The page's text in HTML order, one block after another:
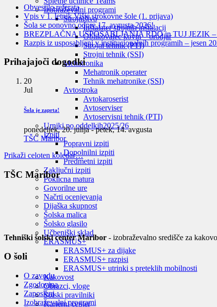
Izobraževalni programi
Strojništvo
Inštalater strojnih inštalacij
Oblikovalec kovin – orodjar
Strojni tehnik (PTI)
Strojni tehnik (SSI)
Mehatronika
Mehatronik operater
Tehnik mehatronike (SSI)
Avtostroka
Avtokaroserist
Avtoserviser
Avtoservisni tehnik (PTI)
Urniki po oddelkih2025/26
Izpiti
Popravni izpiti
Dopolnilni izpiti
Predmetni izpiti
Zaključni izpiti
Poklicna matura
Govorilne ure
Načrti ocenjevanja
Dijaška skupnost
Šolska malica
Šolsko glasilo
Učbeniški sklad
ERASMUS+
ERASMUS+ za dijake
ERASMUS+ razpisi
ERASMUS+ utrinki s preteklih mobilnosti
Kakovost
Obrazci, vloge
Šolski pravilniki
Karierni center
Obvestilo referata
Vpis v 1. letnik Višje strokovne šole (1. prijava)
Šola se ponovno odpre 17. avgusta 2026!
BREZPLAČNA USPOSABLJANJA RDO in TUJ JEZIK –
Razpis iz usposabljanj v institucionalnih programih – jesen
Prihajajoči dogodki
20
Jul
Šola je zaprta!
ponedeljek, 20. julija-petek, 14. avgusta
TŠC Maribor
Prikaži celoten koledar…
TŠC Maribor
Tehniški šolski center Maribor - izobraževalno središče za
O šoli
O zavodu
Zgodovina
Zaposleni
Izobraževalni programi